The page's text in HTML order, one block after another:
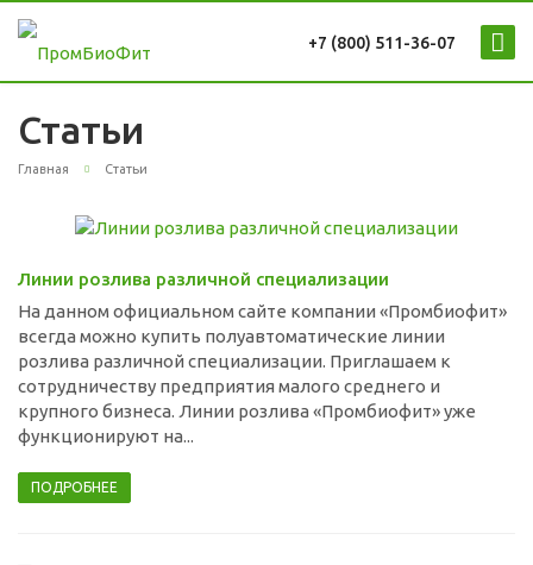
+7 (800) 511-36-07
Статьи
Главная Статьи
Линии розлива различной специализации
На данном официальном сайте компании «Промбиофит»
всегда можно купить полуавтоматические линии
розлива различной специализации. Приглашаем к
сотрудничеству предприятия малого среднего и
крупного бизнеса. Линии розлива «Промбиофит» уже
функционируют на...
ПОДРОБНЕЕ